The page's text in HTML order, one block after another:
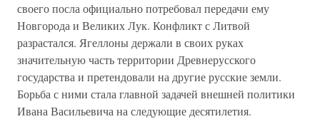
своего посла официально потребовал передачи ему
Новгорода и Великих Лук. Конфликт с Литвой
разрастался. Ягеллоны держали в своих руках
значительную часть территории Древнерусского
государства и претендовали на другие русские земли.
Борьба с ними стала главной задачей внешней политики
Ивана Васильевича на следующие десятилетия.